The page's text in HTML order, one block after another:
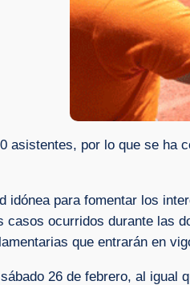
asistentes, por lo que se ha
idónea para fomentar los
casos ocurridos durante las
que entrarán en
26 de febrero, al igual